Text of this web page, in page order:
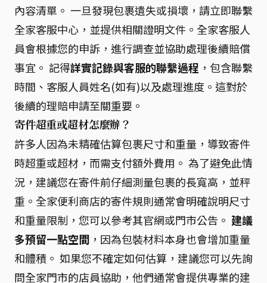
內容清單。 一旦發現包裹遺失或損壞，請立即聯繫
全家客服中心，並提供相關證明文件。全家客服人
員會根據您的申訴，進行調查並協助處理後續賠償
事宜。 記得詳實記錄與客服的聯繫過程 ，包含聯繫
時間、客服人員姓名(如有)以及處理進度。這對於
後續的理賠申請至關重要。
寄件超重或超材怎麼辦？
許多人因為未精確估算包裹尺寸和重量，導致寄件
時超重或超材，而需支付額外費用。 為了避免此情
況，建議您在寄件前仔細測量包裹的長寬高，並秤
重。全家便利商店的寄件規則通常會明確說明尺寸
和重量限制，您可以參考其官網或門市公告。 建議
多預留一點空間 ，因為包裝材料本身也會增加重量
和體積。 如果您不確定如何估算，建議您可以先詢
問全家門市的店員協助，他們通常會提供專業的建